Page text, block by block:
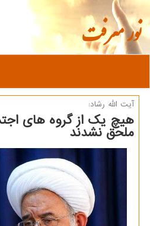
نور معرفت
آیت الله رشاد:
هیچ یک از گروه های
ملحق نشدند